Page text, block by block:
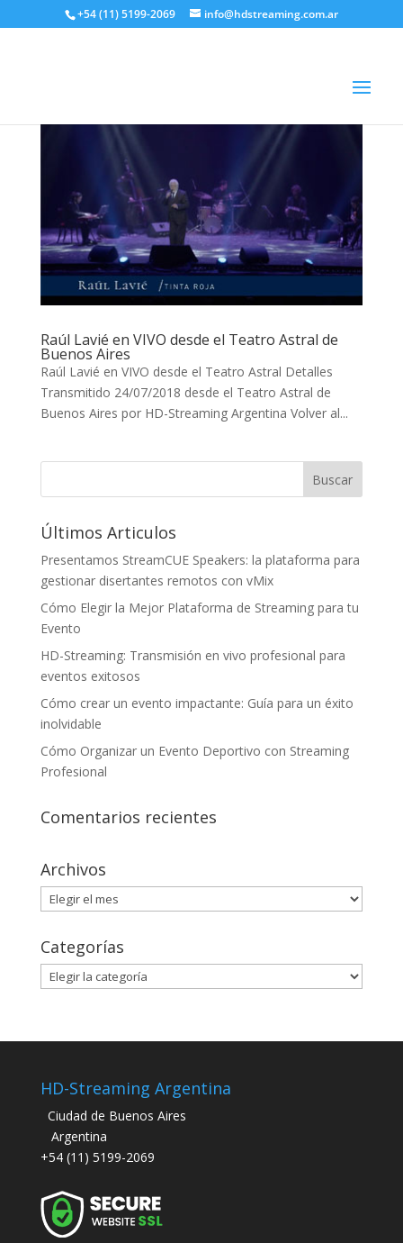
+54 (11) 5199-2069 info@hdstreaming.com.ar
Raúl Lavié en VIVO desde el Teatro Astral de
Buenos Aires
Raúl Lavié en VIVO desde el Teatro Astral Detalles
Transmitido 24/07/2018 desde el Teatro Astral de
Buenos Aires por HD-Streaming Argentina Volver al...
Últimos Articulos
Presentamos StreamCUE Speakers: la plataforma para
gestionar disertantes remotos con vMix
Cómo Elegir la Mejor Plataforma de Streaming para tu
Evento
HD-Streaming: Transmisión en vivo profesional para
eventos exitosos
Cómo crear un evento impactante: Guía para un éxito
inolvidable
Cómo Organizar un Evento Deportivo con Streaming
Profesional
Comentarios recientes
Archivos
Archivos
Categorías
Categorías
HD-Streaming Argentina
Ciudad de Buenos Aires
Argentina
+54 (11) 5199-2069